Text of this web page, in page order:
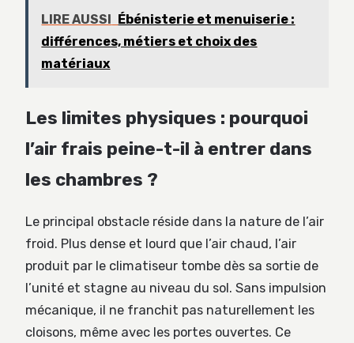
LIRE AUSSI Ébénisterie et menuiserie :
différences, métiers et choix des
matériaux
Les limites physiques : pourquoi
l’air frais peine-t-il à entrer dans
les chambres ?
Le principal obstacle réside dans la nature de l’air
froid. Plus dense et lourd que l’air chaud, l’air
produit par le climatiseur tombe dès sa sortie de
l’unité et stagne au niveau du sol. Sans impulsion
mécanique, il ne franchit pas naturellement les
cloisons, même avec les portes ouvertes. Ce